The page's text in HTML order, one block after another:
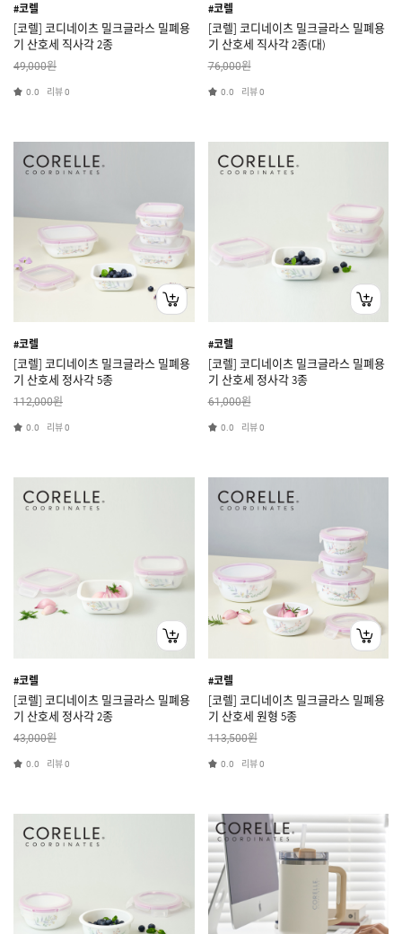
#코렐
[코렐] 코디네이츠 밀크글라스 밀폐용
기 산호세 직사각 2종
49,000원
0.0 리뷰0
#코렐
[코렐] 코디네이츠 밀크글라스 밀폐용
기 산호세 직사각 2종(대)
76,000원
0.0 리뷰0
#코렐
[코렐] 코디네이츠 밀크글라스 밀폐용
기 산호세 정사각 5종
112,000원
0.0 리뷰0
#코렐
[코렐] 코디네이츠 밀크글라스 밀폐용
기 산호세 정사각 3종
61,000원
0.0 리뷰0
#코렐
[코렐] 코디네이츠 밀크글라스 밀폐용
기 산호세 정사각 2종
43,000원
0.0 리뷰0
#코렐
[코렐] 코디네이츠 밀크글라스 밀폐용
기 산호세 원형 5종
113,500원
0.0 리뷰0